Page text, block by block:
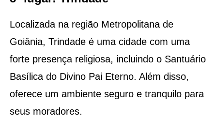
Localizada na região Metropolitana de
Goiânia, Trindade é uma cidade com uma
forte presença religiosa, incluindo o Santuário
Basílica do Divino Pai Eterno. Além disso,
oferece um ambiente seguro e tranquilo para
seus moradores.